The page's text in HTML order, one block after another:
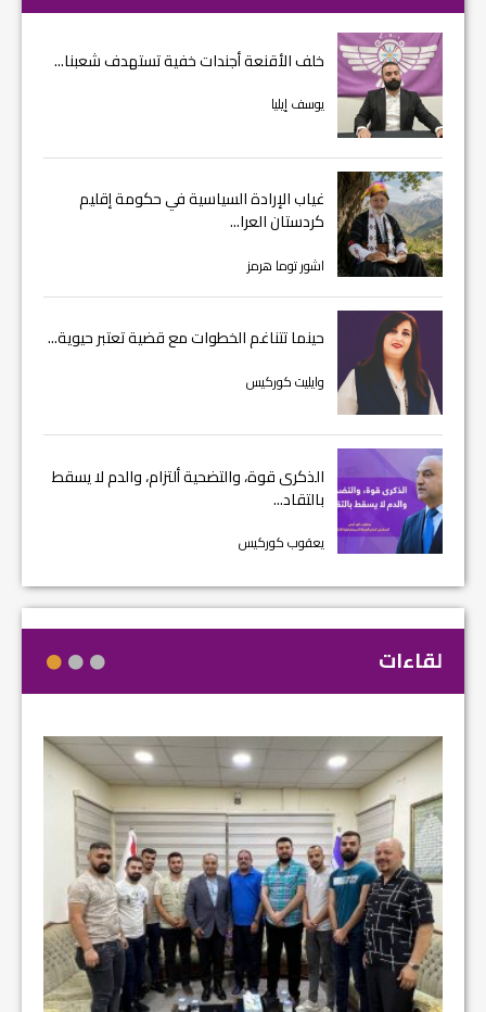
خلف الأقنعة أجندات خفية تستهدف شعبنا...
يوسف إيليا
غياب الإرادة السياسية في حكومة إقليم
كردستان العرا...
اشور توما هرمز
حينما تتناغم الخطوات مع قضية تعتبر حيوية...
وايليت كوركيس
الذكرى قوة، والتضحية ألتزام، والدم لا يسقط
بالتقاد...
يعقوب كوركيس
لقاءات